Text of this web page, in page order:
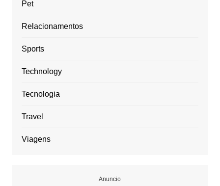
Pet
Relacionamentos
Sports
Technology
Tecnologia
Travel
Viagens
Anuncio